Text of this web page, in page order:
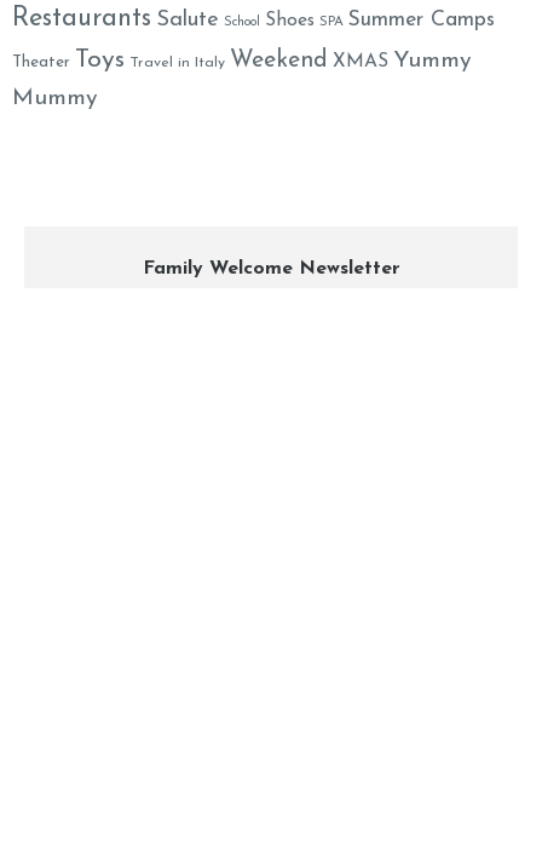
Restaurants Salute School Shoes SPA Summer Camps
Theater Toys Travel in Italy Weekend XMAS Yummy
Mummy
Family Welcome Newsletter